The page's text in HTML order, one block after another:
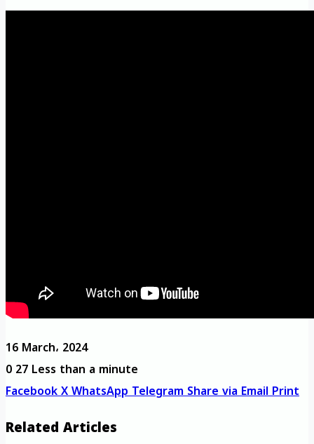
16 March، 2024
027Less than a minute
FacebookXWhatsAppTelegramShare via EmailPrint
Related Articles